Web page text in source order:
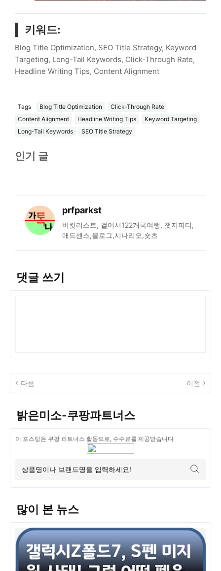
키워드:
Blog Title Optimization, SEO Title Strategy, Keyword
Targeting, Long-Tail Keywords, Click-Through Rate,
Headline Writing Tips, Content Alignment
Tags Blog Title Optimization
Click-Through Rate
Content Alignment
Headline Writing Tips
Keyword Targeting
Long-Tail Keywords
SEO Title Strategy
인기 글
prfparkst
버킷리스트, 걸어서122개국여행, 챗지피티,
애드센스,블로그,시나리오,숏츠
댓글 쓰기
다음 이전
밝은미소-쿠팡파트너스
이 포스팅은 쿠팡 파트너스 활동으로, 수수료를 제공받습니다
많이 본 뉴스